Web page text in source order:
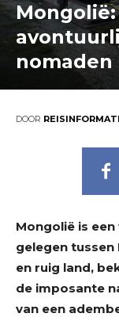
nomaden
DOOR
Mongolië is
gelegen tussen
en ruig land,
de imposante
van een